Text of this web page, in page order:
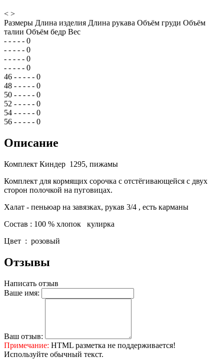
< >
Размеры Длина изделия Длина рукава Объём груди Объём
талии Объём бедр Вес
- - - - - 0
- - - - - 0
- - - - - 0
- - - - - 0
46 - - - - - 0
48 - - - - - 0
50 - - - - - 0
52 - - - - - 0
54 - - - - - 0
56 - - - - - 0
Описание
Комплект Киндер 1295, пижамы
Комплект для кормящих сорочка с отстёгивающейся с двух
сторон полочкой на пуговицах.
Халат - пеньюар на завязках, рукав 3/4 , есть карманы
Состав : 100 % хлопок кулирка
Цвет : розовый
Отзывы
Написать отзыв
Ваше имя:
Ваш отзыв:
Примечание: HTML разметка не поддерживается!
Используйте обычный текст.